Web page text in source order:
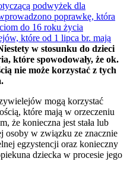
podwyżek dla
poprawkę, która
do 16 roku życia
które od 1 lipca br. mają
w stosunku do dzieci
które spowodowały, że ok.
nie może korzystać z tych
mogą korzystać
które mają w orzeczeniu
że konieczna jest stała lub
osoby w związku ze znacznie
egzystencji oraz konieczny
dziecka w procesie jego